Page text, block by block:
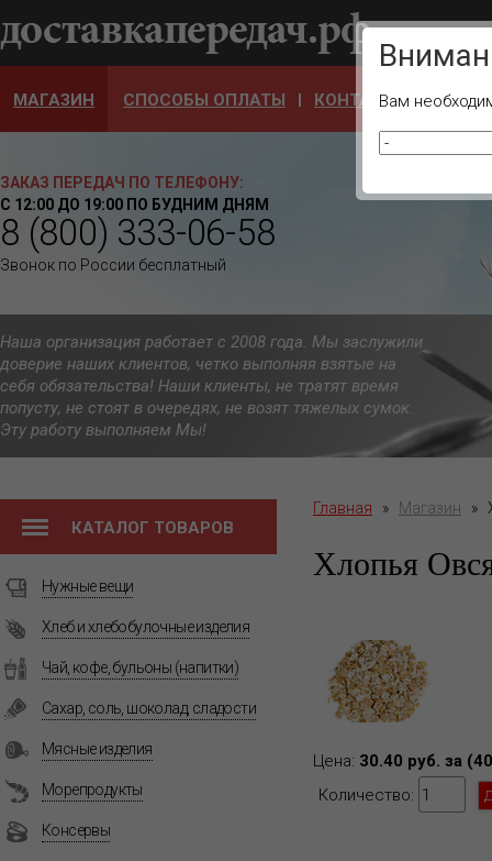
Ваш
МАГАЗИН СПОСОБЫ ОПЛАТЫ КОНТАКТЫ
ЗАКАЗ ПЕРЕДАЧ ПО ТЕЛЕФОНУ:
С 12:00 ДО 19:00 ПО БУДНИМ ДНЯМ
8 (800) 333-06-58
Звонок по России бесплатный
Наша организация работает с 2008 года. Мы заслужили
доверие наших клиентов, четко выполняя взятые на
себя обязательства! Наши клиенты, не тратят время
попусту, не стоят в очередях, не возят тяжелых сумок.
Эту работу выполняем Мы!
КАТАЛОГ ТОВАРОВ
Нужные вещи
Хлеб и хлебобулочные изделия
Чай, кофе, бульоны (напитки)
Сахар, соль, шоколад, сладости
Мясные изделия
Морепродукты
Консервы
Главная » Магазин »
Хлопья
Цена: 30.40 руб. за
Количество:
Вам